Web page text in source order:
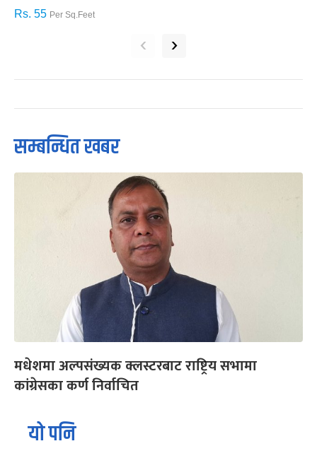
Rs. 55 Per Sq.Feet
‹ ›
सम्बन्धित खबर
मधेशमा अल्पसंख्यक क्लस्टरबाट राष्ट्रिय सभामा
कांग्रेसका कर्ण निर्वाचित
यो पनि